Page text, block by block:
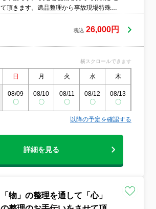
て頂きます。遺品整理から事故現場特殊清
御予算、事故現場などの消臭など、全てお
い。
税込 26,000円
横スクロールできます
日 月 火 水 木
08/09
〇
08/10
〇
08/11
〇
08/12
〇
08/13
〇
以降の予定を確認する
詳細を見る
「物」の整理を通して「心」